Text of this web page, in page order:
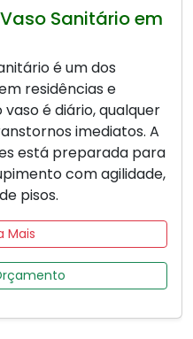
Sanitário em
é um dos
residências e
é diário, qualquer
imediatos. A
está preparada para
com agilidade,
pisos.
Mais